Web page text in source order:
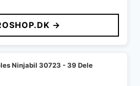
→
Ninjabil 30723 - 39 Dele